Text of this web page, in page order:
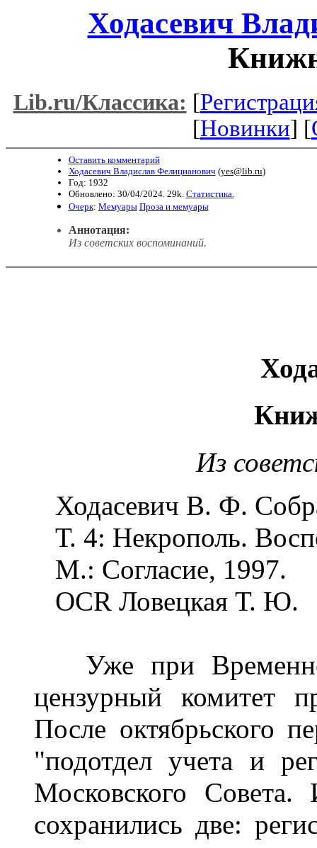
Ходасевич
Lib.ru/Классика: [
[Новинки] [
Оставить комментарий
Ходасевич Владислав Фелицианович (yes@lib.ru)
Год: 1932
Обновлено: 30/04/2024. 29k. Статистика.
Очерк: Мемуары Проза и мемуары
Аннотация:
Из советских воспоминаний.
Из
Ходасевич В. Ф.
Т. 4: Некрополь.
М.: Согласие, 1997.
OCR Ловецкая Т. Ю.
Уже при Временном
цензурный комитет
После октябрьского
"подотдел учета и
Московского
сохранились две: